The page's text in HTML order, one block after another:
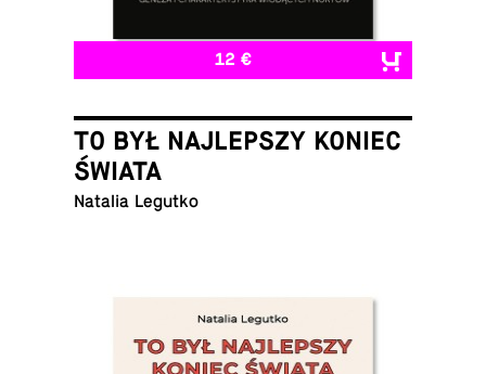
12 €
TO BYŁ NAJLEPSZY KONIEC
ŚWIATA
Natalia Legutko